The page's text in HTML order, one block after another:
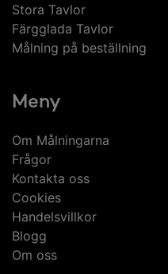
Stora Tavlor
Färgglada Tavlor
Målning på beställning
Meny
Om Målningarna
Frågor
Kontakta oss
Cookies
Handelsvillkor
Blogg
Om oss